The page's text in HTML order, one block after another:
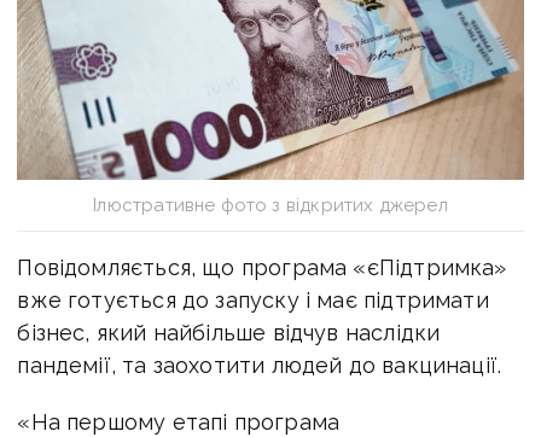
Ілюстративне фото з відкритих джерел
Повідомляється, що програма «єПідтримка»
вже готується до запуску і має підтримати
бізнес, який найбільше відчув наслідки
пандемії, та заохотити людей до вакцинації.
«На першому етапі програма